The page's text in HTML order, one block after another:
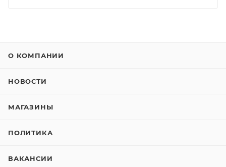
О КОМПАНИИ
НОВОСТИ
МАГАЗИНЫ
ПОЛИТИКА
ВАКАНСИИ